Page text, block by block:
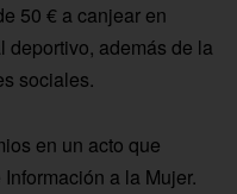
50 € a canjear en
deportivo, además de la
sociales.
en un acto que
a la Mujer.